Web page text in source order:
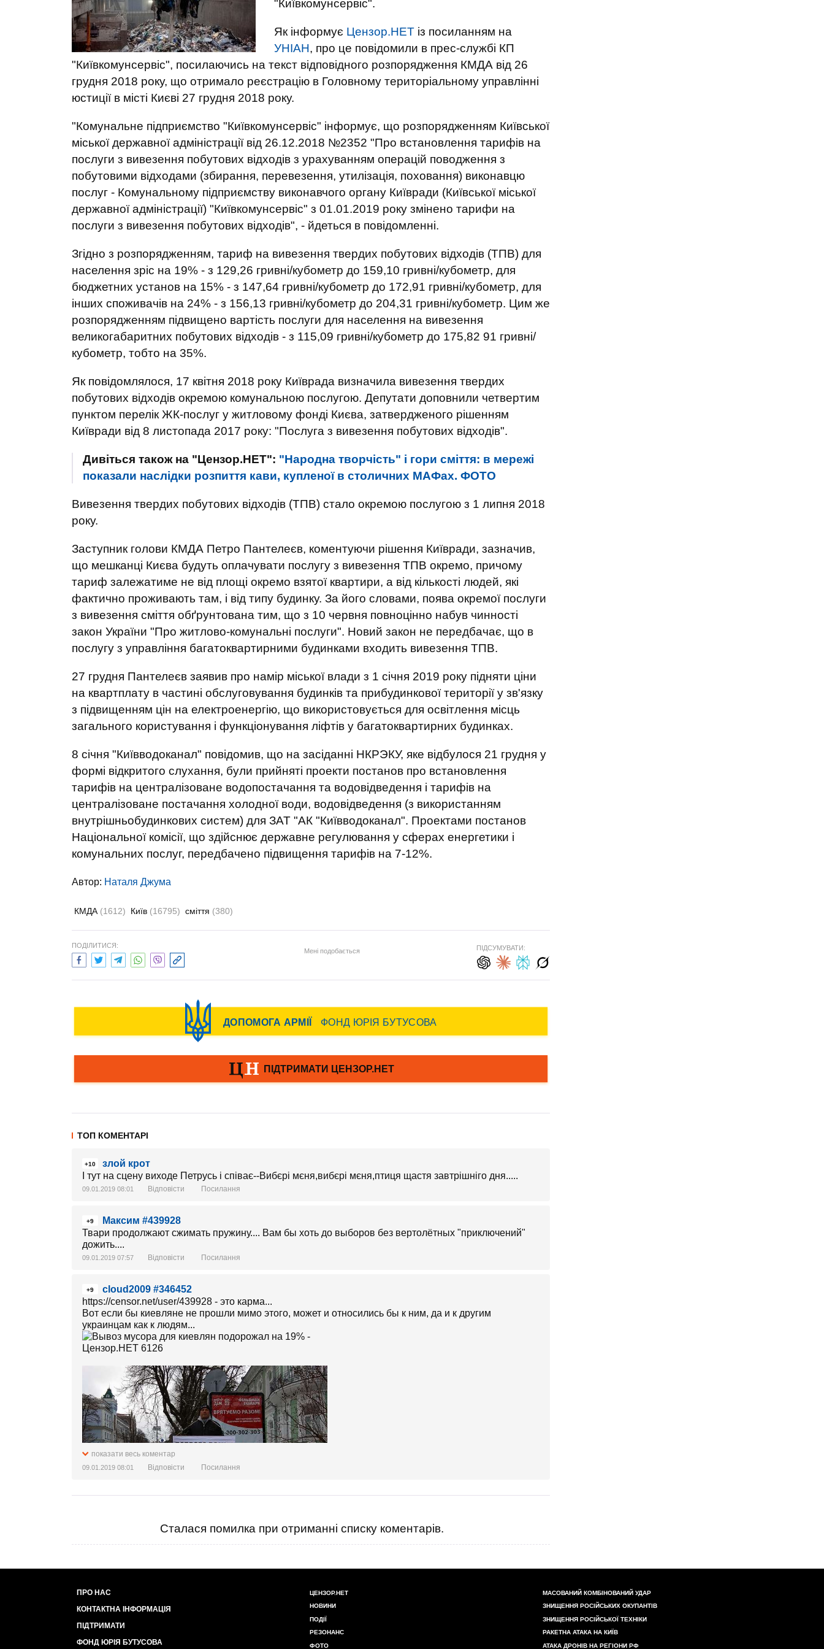
"Київкомунсервіс".
Як інформує Цензор.НЕТ із посиланням на
УНІАН, про це повідомили в прес-службі КП
"Київкомунсервіс", посилаючись на текст відповідного розпорядження КМДА від 26
грудня 2018 року, що отримало реєстрацію в Головному територіальному управлінні
юстиції в місті Києві 27 грудня 2018 року.
"Комунальне підприємство "Київкомунсервіс" інформує, що розпорядженням Київської
міської державної адміністрації від 26.12.2018 №2352 "Про встановлення тарифів на
послуги з вивезення побутових відходів з урахуванням операцій поводження з
побутовими відходами (збирання, перевезення, утилізація, поховання) виконавцю
послуг - Комунальному підприємству виконавчого органу Київради (Київської міської
державної адміністрації) "Київкомунсервіс" з 01.01.2019 року змінено тарифи на
послуги з вивезення побутових відходів", - йдеться в повідомленні.
Згідно з розпорядженням, тариф на вивезення твердих побутових відходів (ТПВ) для
населення зріс на 19% - з 129,26 гривні/кубометр до 159,10 гривні/кубометр, для
бюджетних установ на 15% - з 147,64 гривні/кубометр до 172,91 гривні/кубометр, для
інших споживачів на 24% - з 156,13 гривні/кубометр до 204,31 гривні/кубометр. Цим же
розпорядженням підвищено вартість послуги для населення на вивезення
великогабаритних побутових відходів - з 115,09 гривні/кубометр до 175,82 91 гривні/
кубометр, тобто на 35%.
Як повідомлялося, 17 квітня 2018 року Київрада визначила вивезення твердих
побутових відходів окремою комунальною послугою. Депутати доповнили четвертим
пунктом перелік ЖК-послуг у житловому фонді Києва, затвердженого рішенням
Київради від 8 листопада 2017 року: "Послуга з вивезення побутових відходів".
Дивіться також на "Цензор.НЕТ": "Народна творчість" і гори сміття: в мережі
показали наслідки розпиття кави, купленої в столичних МАФах. ФОТО
Вивезення твердих побутових відходів (ТПВ) стало окремою послугою з 1 липня 2018
року.
Заступник голови КМДА Петро Пантелеєв, коментуючи рішення Київради, зазначив,
що мешканці Києва будуть оплачувати послугу з вивезення ТПВ окремо, причому
тариф залежатиме не від площі окремо взятої квартири, а від кількості людей, які
фактично проживають там, і від типу будинку. За його словами, поява окремої послуги
з вивезення сміття обґрунтована тим, що з 10 червня повноцінно набув чинності
закон України "Про житлово-комунальні послуги". Новий закон не передбачає, що в
послугу з управління багатоквартирними будинками входить вивезення ТПВ.
27 грудня Пантелеєв заявив про намір міської влади з 1 січня 2019 року підняти ціни
на квартплату в частині обслуговування будинків та прибудинкової території у зв'язку
з підвищенням цін на електроенергію, що використовується для освітлення місць
загального користування і функціонування ліфтів у багатоквартирних будинках.
8 січня "Київводоканал" повідомив, що на засіданні НКРЭКУ, яке відбулося 21 грудня у
формі відкритого слухання, були прийняті проекти постанов про встановлення
тарифів на централізоване водопостачання та водовідведення і тарифів на
централізоване постачання холодної води, водовідведення (з використанням
внутрішньобудинкових систем) для ЗАТ "АК "Київводоканал". Проектами постанов
Національної комісії, що здійснює державне регулювання у сферах енергетики і
комунальних послуг, передбачено підвищення тарифів на 7-12%.
Автор: Наталя Джума
КМДА (1612) Київ (16795) сміття (380)
ПОДІЛИТИСЯ:
Мені подобається ПІДСУМУВАТИ:
ТОП КОМЕНТАРІ
+10
злой крот
І тут на сцену виходе Петрусь і співає--Вибєрі мєня,вибєрі мєня,птиця щастя завтрішніго дня.....
09.01.2019 08:01 Відповісти Посилання
+9
Максим #439928
Твари продолжают сжимать пружину.... Вам бы хоть до выборов без вертолётных "приключений"
дожить....
09.01.2019 07:57 Відповісти Посилання
+9
cloud2009 #346452
https://censor.net/user/439928 - это карма...
Вот если бы киевляне не прошли мимо этого, может и относились бы к ним, да и к другим
украинцам как к людям...
показати весь коментар
09.01.2019 08:01 Відповісти Посилання
Сталася помилка при отриманні списку коментарів.
ПРО НАС
КОНТАКТНА ІНФОРМАЦІЯ
ПІДТРИМАТИ
ФОНД ЮРІЯ БУТУСОВА
ЦЕНЗОР.НЕТ
НОВИНИ
ПОДІЇ
РЕЗОНАНС
ФОТО
МАСОВАНИЙ КОМБІНОВАНИЙ УДАР
ЗНИЩЕННЯ РОСІЙСЬКИХ ОКУПАНТІВ
ЗНИЩЕННЯ РОСІЙСЬКОЇ ТЕХНІКИ
РАКЕТНА АТАКА НА КИЇВ
АТАКА ДРОНІВ НА РЕГІОНИ РФ